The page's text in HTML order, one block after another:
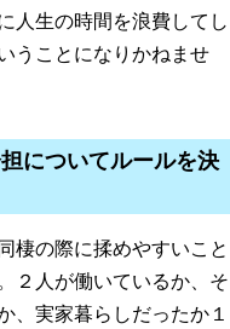
人生の時間を浪費してし
うことになりかねませ
についてルールを決
棲の際に揉めやすいこと
２人が働いているか、そ
、実家暮らしだったか１